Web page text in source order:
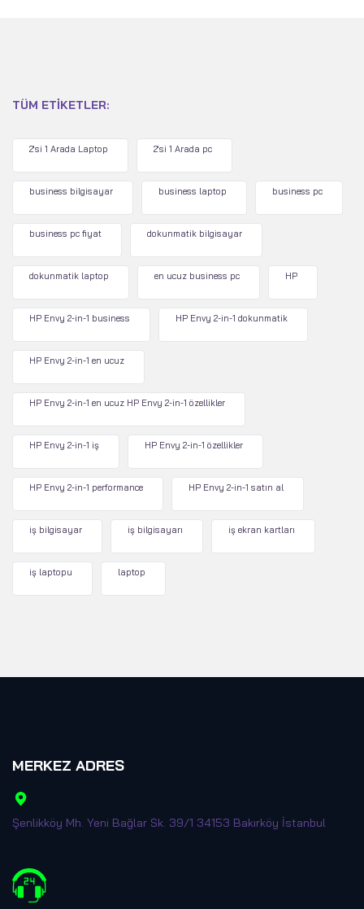
TÜM ETIKETLER:
2'si 1 Arada Laptop 2'si 1 Arada pc
business bilgisayar business laptop business pc
business pc fiyat dokunmatik bilgisayar
dokunmatik laptop en ucuz business pc HP
HP Envy 2-in-1 business HP Envy 2-in-1 dokunmatik
HP Envy 2-in-1 en ucuz
HP Envy 2-in-1 en ucuz HP Envy 2-in-1 özellikler
HP Envy 2-in-1 iş HP Envy 2-in-1 özellikler
HP Envy 2-in-1 performance HP Envy 2-in-1 satın al
iş bilgisayar iş bilgisayarı iş ekran kartları
iş laptopu laptop
MERKEZ ADRES
Şenlikköy Mh. Yeni Bağlar Sk. 39/1 34153 Bakırköy İstanbul